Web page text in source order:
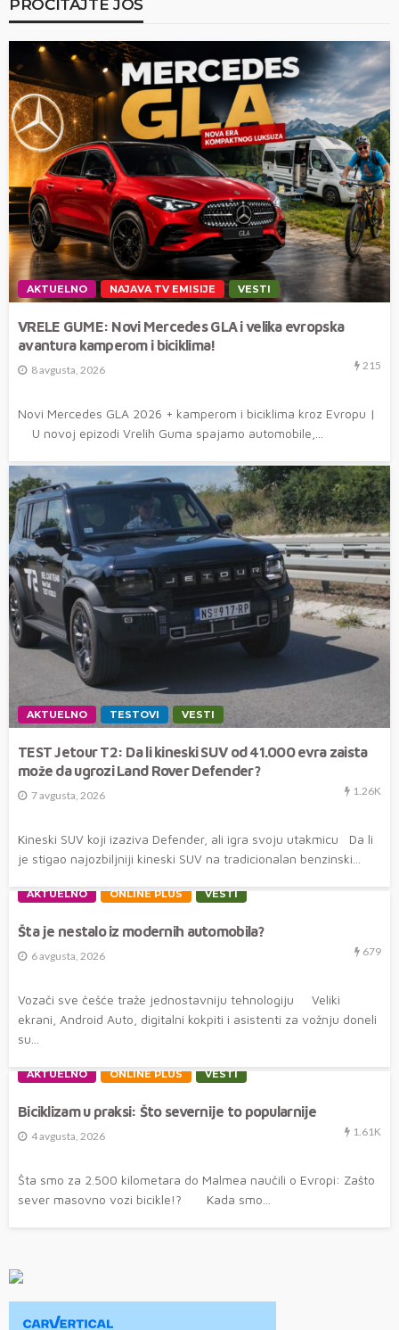
PROČITAJTE JOŠ
AKTUELNO NAJAVA TV EMISIJE VESTI
VRELE GUME: Novi Mercedes GLA i velika evropska
avantura kamperom i biciklima!
8 avgusta, 2026 215
Novi Mercedes GLA 2026 + kamperom i biciklima kroz Evropu |
U novoj epizodi Vrelih Guma spajamo automobile,...
AKTUELNO TESTOVI VESTI
TEST Jetour T2: Da li kineski SUV od 41.000 evra zaista
može da ugrozi Land Rover Defender?
7 avgusta, 2026 1.26K
Kineski SUV koji izaziva Defender, ali igra svoju utakmicu Da li
je stigao najozbiljniji kineski SUV na tradicionalan benzinski...
AKTUELNO ONLINE PLUS VESTI
Šta je nestalo iz modernih automobila?
6 avgusta, 2026 679
Vozači sve češće traže jednostavniju tehnologiju Veliki
ekrani, Android Auto, digitalni kokpiti i asistenti za vožnju doneli
su...
AKTUELNO ONLINE PLUS VESTI
Biciklizam u praksi: Što severnije to popularnije
4 avgusta, 2026 1.61K
Šta smo za 2.500 kilometara do Malmea naučili o Evropi: Zašto
sever masovno vozi bicikle!? Kada smo...